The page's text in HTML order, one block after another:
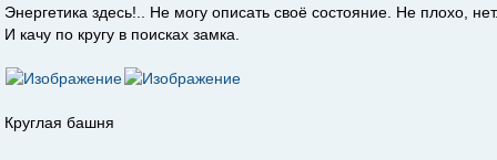
Энергетика здесь!.. Не могу описать своё состояние. Не плохо,
И качу по кругу в поисках замка.
Круглая башня